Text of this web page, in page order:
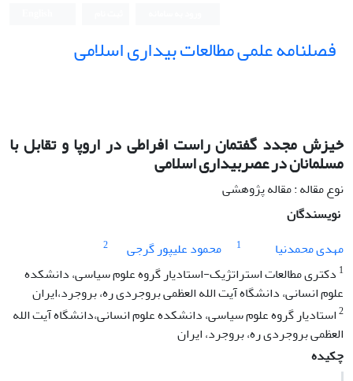
فصلنامه علمی مطالعات بیداری اسلامی
خیزش مجدد گفتمان راست افراطی در اروپا و تقابل با
مسلمانان در عصربیداری اسلامی
نوع مقاله : مقاله پژوهشی
نویسندگان
مهدی محمدنیا
1 محمود علیپور گرجی
2
1 دکتری مطالعات استراتژیک-استادیار گروه علوم سیاسی، دانشکده
علوم انسانی، دانشگاه آیت الله العظمی بروجردی ره، بروجرد،ایران
2استادیار گروه علوم سیاسی، دانشکده علوم انسانی،دانشگاه آیت الله
العظمی بروجردی ره، بروجرد، ایران
چکیده